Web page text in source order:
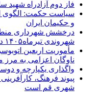
فاز دوم آزادراه شهید
سیاست حکمت: الگوی
و حکیمان ایران
شهروندی تیرماه۱۴۰۵ در گزارش عملکرد۱۳۷
مأموریت اربعین
ناوگان اعزامی به
واگذاری یکپارچه و
پیوند فرهنگ،
شهری قم است